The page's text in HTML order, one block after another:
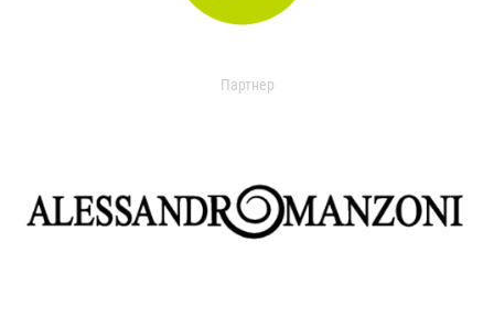
Партнер